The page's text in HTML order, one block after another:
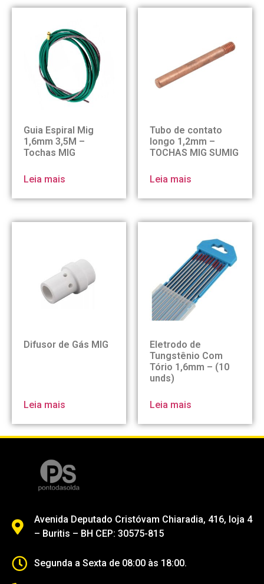
Guia Espiral Mig
1,6mm 3,5M –
Tochas MIG
Leia mais
Tubo de contato
longo 1,2mm –
TOCHAS MIG SUMIG
Leia mais
Difusor de Gás MIG
Leia mais
Eletrodo de
Tungstênio Com
Tório 1,6mm – (10
unds)
Leia mais
Avenida Deputado Cristóvam Chiaradia, 416, loja 4
– Buritis – BH CEP: 30575-815
Segunda a Sexta de 08:00 às 18:00.